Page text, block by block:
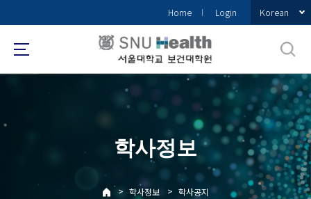
로
메
Home Login Korean
학사정보
> 학사정보 > 학사공지